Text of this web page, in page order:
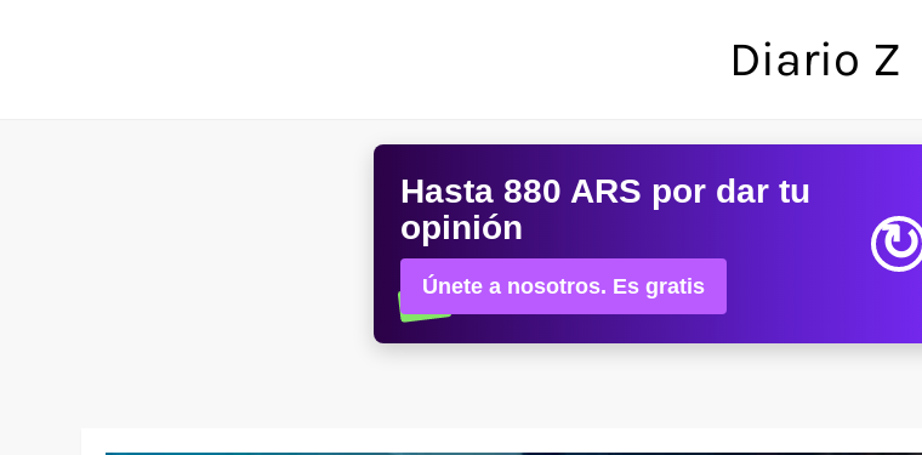
Diario Z
Hasta 880 ARS por dar tu
opinión
Únete a nosotros. Es gratis
↻